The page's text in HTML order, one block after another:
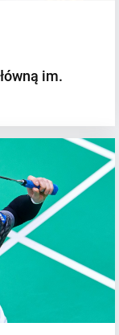
im.